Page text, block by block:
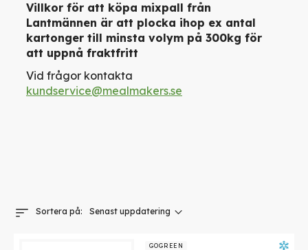
Villkor för att köpa mixpall från
Lantmännen är att plocka ihop ex antal
kartonger till minsta volym på 300kg för
att uppnå fraktfritt
Vid frågor kontakta
kundservice@mealmakers.se
Sortera på
Sätt
GOGREEN